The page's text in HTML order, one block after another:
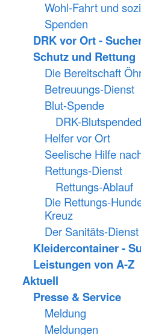
Wohl-Fahrt und
Spenden
DRK vor Ort -
Schutz und Rettung
Die Bereitschaft
Betreuungs-Dienst
Blut-Spende
DRK-
Helfer vor Ort
Seelische Hilfe
Rettungs-Dienst
Rettungs-Ablauf
Die Rettungs-
Kreuz
Der Sanitäts-Dienst
Kleidercontainer -
Leistungen von A-Z
Aktuell
Presse & Service
Meldung
Meldungen